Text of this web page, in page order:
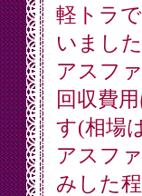
軽トラ
いました
アスフ
回収費
す(相場
アスフ
みした